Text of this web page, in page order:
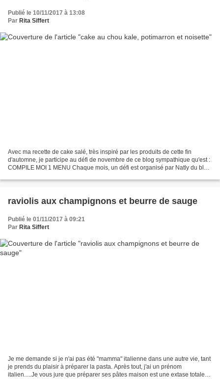
Publié le 10/11/2017 à 13:08
Par Rita Siffert
Avec ma recette de cake salé, très inspiré par les produits de cette fin
d'automne, je participe au défi de novembre de ce blog sympathique qu'est :
COMPILE MOI 1 MENU Chaque mois, un défi est organisé par Natly du blog
raviolis aux champignons et beurre de sauge
Publié le 01/11/2017 à 09:21
Par Rita Siffert
Je me demande si je n'ai pas été "mamma" italienne dans une autre vie, tant
je prends du plaisir à préparer la pasta. Après tout, j'ai un prénom
italien.....Je vous jure que préparer ses pâtes maison est une extase totale